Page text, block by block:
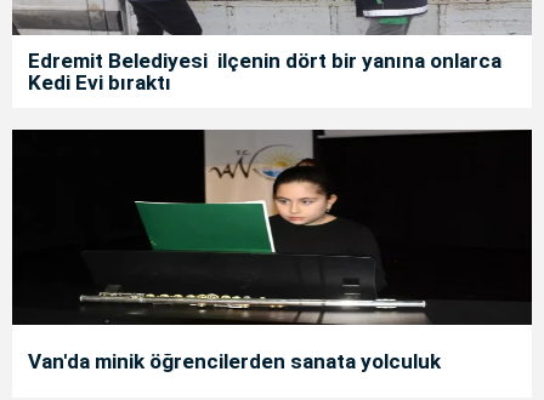
Edremit Belediyesi ilçenin dört bir yanına onlarca
Kedi Evi bıraktı
Van'da minik öğrencilerden sanata yolculuk